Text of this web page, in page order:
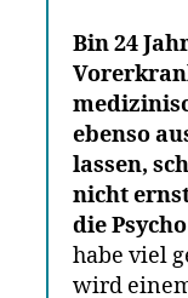
Bin 24
ebenso
lassen,
nicht
die
habe viel
wird